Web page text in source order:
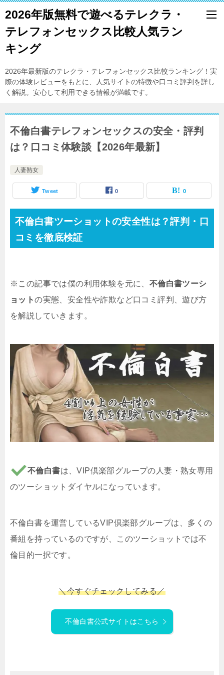
2026年版無料で遊べるテレクラ・
テレフォンセックス比較人気ラン
キング
2026年最新版のテレクラ・テレフォンセックス比較ランキング！実
際の体験レビューをもとに、人気サイトの特徴や口コミ評判を詳し
く解説。安心して利用できる情報が満載です。
不倫白書テレフォンセックスの安全・評判
は？口コミ体験談【2026年最新】
人妻熟女
Tweet 0 0
不倫白書ツーショットの安全性は？評判・口
コミを徹底検証
※この記事では僕の利用体験を元に、 不倫白書ツーシ
ョットの実態、安全性や詐欺など口コミ評判、遊び方
を解説していきます。
不倫白書は、VIP倶楽部グループの人妻・熟女専用
のツーショットダイヤルになっています。
不倫白書を運営しているVIP倶楽部グループは、多くの
番組を持っているのですが、このツーショットでは不
倫目的一択です。
＼今すぐチェックしてみる／
不倫白書公式サイトはこちら